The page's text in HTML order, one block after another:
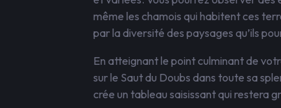
même les chamois qui habitent ces
par la diversité des paysages qu’ils
En atteignant le point culminant de
sur le Saut du Doubs dans toute sa
crée un tableau saisissant qui restera